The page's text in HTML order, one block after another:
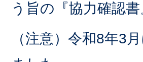
う旨の『協力確認
（注意）令和8年3